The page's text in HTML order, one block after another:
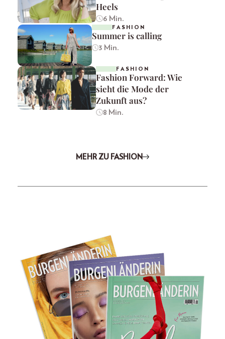
Heels
6 Min.
FASHION
Summer is calling
3 Min.
FASHION
Fashion Forward: Wie
sieht die Mode der
Zukunft aus?
8 Min.
MEHR ZU FASHION